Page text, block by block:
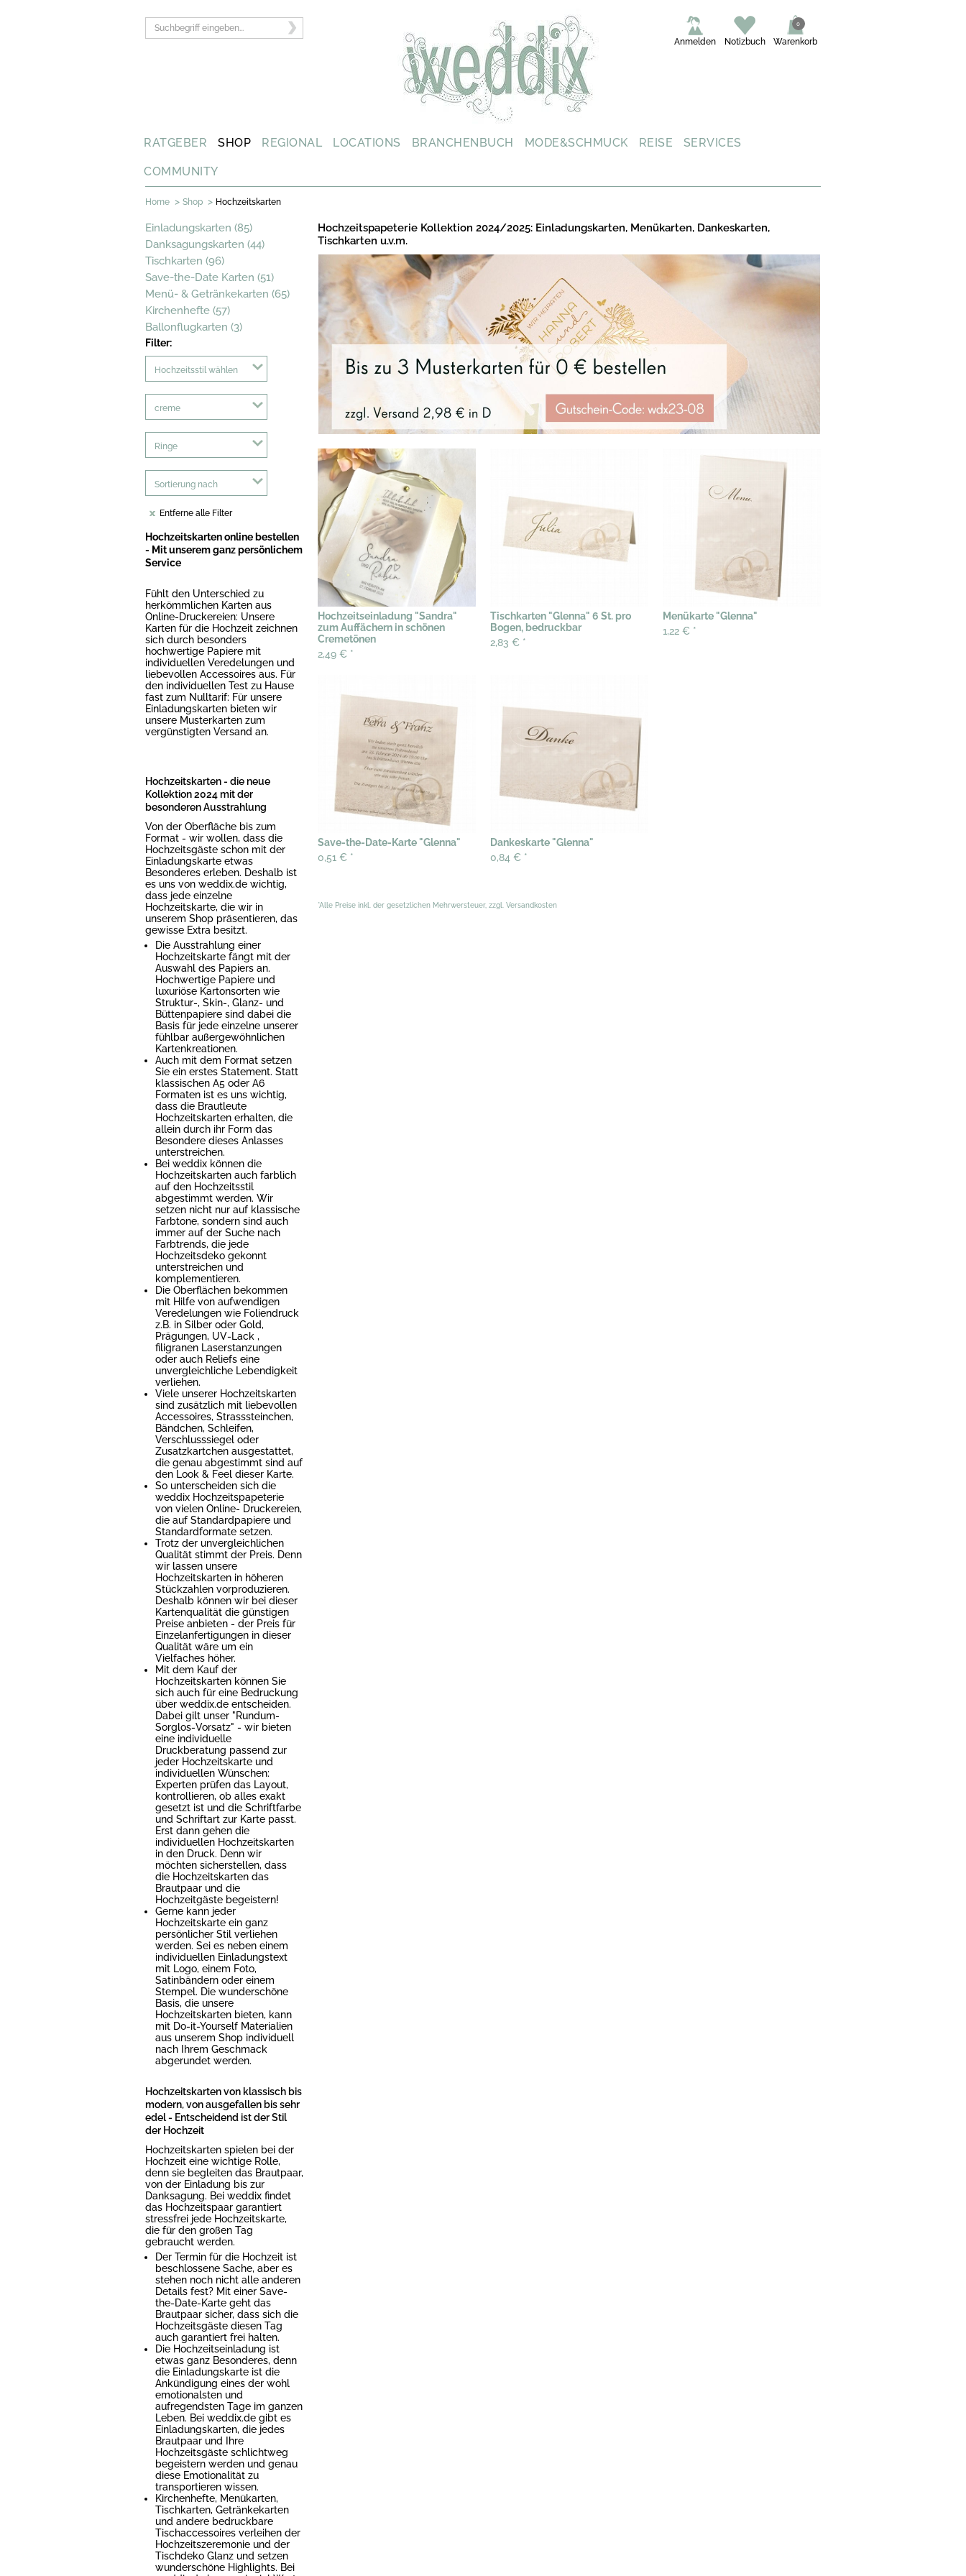
Warenkorb
0
Notizbuch
Anmelden
RATGEBER SHOP REGIONAL LOCATIONS BRANCHENBUCH MODE&SCHMUCK REISE SERVICES
COMMUNITY
Home > Shop > Hochzeitskarten
Einladungskarten (85)
Danksagungskarten (44)
Tischkarten (96)
Save-the-Date Karten (51)
Menü- & Getränkekarten (65)
Kirchenhefte (57)
Ballonflugkarten (3)
Filter:
Hochzeitsstil wählen
creme
Ringe
Sortierung nach
Entferne alle Filter
Hochzeitskarten online bestellen
- Mit unserem ganz persönlichem
Service
Fühlt den Unterschied zu
herkömmlichen Karten aus
Online-Druckereien: Unsere
Karten für die Hochzeit zeichnen
sich durch besonders
hochwertige Papiere mit
individuellen Veredelungen und
liebevollen Accessoires aus. Für
den individuellen Test zu Hause
fast zum Nulltarif: Für unsere
Einladungskarten bieten wir
unsere Musterkarten zum
vergünstigten Versand an.
Hochzeitskarten - die neue
Kollektion 2024 mit der
besonderen Ausstrahlung
Von der Oberfläche bis zum
Format - wir wollen, dass die
Hochzeitsgäste schon mit der
Einladungskarte etwas
Besonderes erleben. Deshalb ist
es uns von weddix.de wichtig,
dass jede einzelne
Hochzeitskarte, die wir in
unserem Shop präsentieren, das
gewisse Extra besitzt.
Die Ausstrahlung einer
Hochzeitskarte fängt mit der
Auswahl des Papiers an.
Hochwertige Papiere und
luxuriöse Kartonsorten wie
Struktur-, Skin-, Glanz- und
Büttenpapiere sind dabei die
Basis für jede einzelne unserer
fühlbar außergewöhnlichen
Kartenkreationen.
Auch mit dem Format setzen
Sie ein erstes Statement. Statt
klassischen A5 oder A6
Formaten ist es uns wichtig,
dass die Brautleute
Hochzeitskarten erhalten, die
allein durch ihr Form das
Besondere dieses Anlasses
unterstreichen.
Bei weddix können die
Hochzeitskarten auch farblich
auf den Hochzeitsstil
abgestimmt werden. Wir
setzen nicht nur auf klassische
Farbtone, sondern sind auch
immer auf der Suche nach
Farbtrends, die jede
Hochzeitsdeko gekonnt
unterstreichen und
komplementieren.
Die Oberflächen bekommen
mit Hilfe von aufwendigen
Veredelungen wie Foliendruck
z.B. in Silber oder Gold,
Prägungen, UV-Lack ,
filigranen Laserstanzungen
oder auch Reliefs eine
unvergleichliche Lebendigkeit
verliehen.
Viele unserer Hochzeitskarten
sind zusätzlich mit liebevollen
Accessoires, Strasssteinchen,
Bändchen, Schleifen,
Verschlusssiegel oder
Zusatzkartchen ausgestattet,
die genau abgestimmt sind auf
den Look & Feel dieser Karte.
So unterscheiden sich die
weddix Hochzeitspapeterie
von vielen Online- Druckereien,
die auf Standardpapiere und
Standardformate setzen.
Trotz der unvergleichlichen
Qualität stimmt der Preis. Denn
wir lassen unsere
Hochzeitskarten in höheren
Stückzahlen vorproduzieren.
Deshalb können wir bei dieser
Kartenqualität die günstigen
Preise anbieten - der Preis für
Einzelanfertigungen in dieser
Qualität wäre um ein
Vielfaches höher.
Mit dem Kauf der
Hochzeitskarten können Sie
sich auch für eine Bedruckung
über weddix.de entscheiden.
Dabei gilt unser "Rundum-
Sorglos-Vorsatz" - wir bieten
eine individuelle
Druckberatung passend zur
jeder Hochzeitskarte und
individuellen Wünschen:
Experten prüfen das Layout,
kontrollieren, ob alles exakt
gesetzt ist und die Schriftfarbe
und Schriftart zur Karte passt.
Erst dann gehen die
individuellen Hochzeitskarten
in den Druck. Denn wir
möchten sicherstellen, dass
die Hochzeitskarten das
Brautpaar und die
Hochzeitgäste begeistern!
Gerne kann jeder
Hochzeitskarte ein ganz
persönlicher Stil verliehen
werden. Sei es neben einem
individuellen Einladungstext
mit Logo, einem Foto,
Satinbändern oder einem
Stempel. Die wunderschöne
Basis, die unsere
Hochzeitskarten bieten, kann
mit Do-it-Yourself Materialien
aus unserem Shop individuell
nach Ihrem Geschmack
abgerundet werden.
Hochzeitskarten von klassisch bis
modern, von ausgefallen bis sehr
edel - Entscheidend ist der Stil
der Hochzeit
Hochzeitskarten spielen bei der
Hochzeit eine wichtige Rolle,
denn sie begleiten das Brautpaar,
von der Einladung bis zur
Danksagung. Bei weddix findet
das Hochzeitspaar garantiert
stressfrei jede Hochzeitskarte,
die für den großen Tag
gebraucht werden.
Der Termin für die Hochzeit ist
beschlossene Sache, aber es
stehen noch nicht alle anderen
Details fest? Mit einer Save-
the-Date-Karte geht das
Brautpaar sicher, dass sich die
Hochzeitsgäste diesen Tag
auch garantiert frei halten.
Die Hochzeitseinladung ist
etwas ganz Besonderes, denn
die Einladungskarte ist die
Ankündigung eines der wohl
emotionalsten und
aufregendsten Tage im ganzen
Leben. Bei weddix.de gibt es
Einladungskarten, die jedes
Brautpaar und Ihre
Hochzeitsgäste schlichtweg
begeistern werden und genau
diese Emotionalität zu
transportieren wissen.
Kirchenhefte, Menükarten,
Tischkarten, Getränkekarten
und andere bedruckbare
Tischaccessoires verleihen der
Hochzeitszeremonie und der
Tischdeko Glanz und setzen
wunderschöne Highlights. Bei
Hochzeitspapeterie Kollektion 2024/2025: Einladungskarten, Menükarten, Dankeskarten,
Tischkarten u.v.m.
Hochzeitseinladung "Sandra"
zum Auffächern in schönen
Cremetönen
2,49 € *
Tischkarten "Glenna" 6 St. pro
Bogen, bedruckbar
2,83 € *
Menükarte "Glenna"
1,22 € *
Save-the-Date-Karte "Glenna"
0,51 € *
Dankeskarte "Glenna"
0,84 € *
*Alle Preise inkl. der gesetzlichen Mehrwersteuer, zzgl. Versandkosten